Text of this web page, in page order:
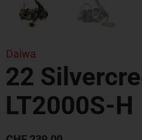
Daiwa
22
LT2000S-H